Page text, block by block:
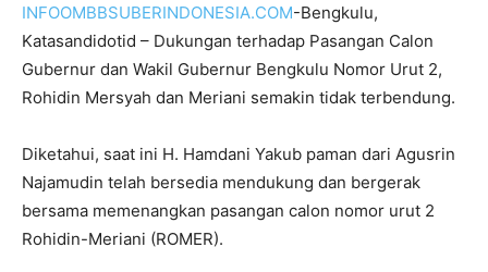
INFOOMBBSUBERINDONESIA.COM-Bengkulu,
Katasandidotid – Dukungan terhadap Pasangan Calon
Gubernur dan Wakil Gubernur Bengkulu Nomor Urut 2,
Rohidin Mersyah dan Meriani semakin tidak terbendung.
Diketahui, saat ini H. Hamdani Yakub paman dari Agusrin
Najamudin telah bersedia mendukung dan bergerak
bersama memenangkan pasangan calon nomor urut 2
Rohidin-Meriani (ROMER).